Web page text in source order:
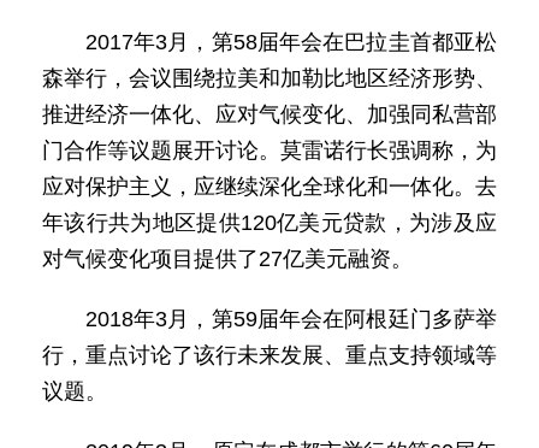
2017年3月，第58届年会在巴拉圭首都亚松
森举行，会议围绕拉美和加勒比地区经济形势、
推进经济一体化、应对气候变化、加强同私营部
门合作等议题展开讨论。莫雷诺行长强调称，为
应对保护主义，应继续深化全球化和一体化。去
年该行共为地区提供120亿美元贷款，为涉及应
对气候变化项目提供了27亿美元融资。
2018年3月，第59届年会在阿根廷门多萨举
行，重点讨论了该行未来发展、重点支持领域等
议题。